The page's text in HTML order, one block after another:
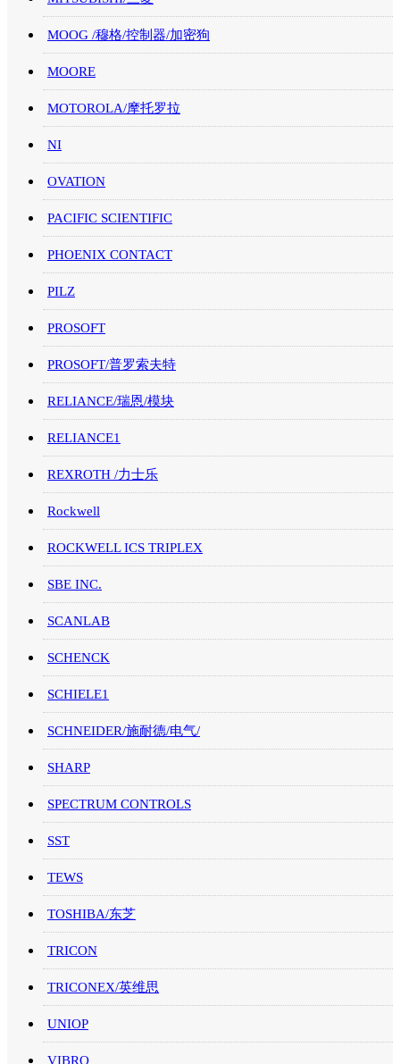
MOOG /穆格/控制器/加密狗
MOORE
MOTOROLA/摩托罗拉
NI
OVATION
PACIFIC SCIENTIFIC
PHOENIX CONTACT
PILZ
PROSOFT
PROSOFT/普罗索夫特
RELIANCE/瑞恩/模块
RELIANCE1
REXROTH /力士乐
Rockwell
ROCKWELL ICS TRIPLEX
SBE INC.
SCANLAB
SCHENCK
SCHIELE1
SCHNEIDER/施耐德/电气/
SHARP
SPECTRUM CONTROLS
SST
TEWS
TOSHIBA/东芝
TRICON
TRICONEX/英维思
UNIOP
VIBRO